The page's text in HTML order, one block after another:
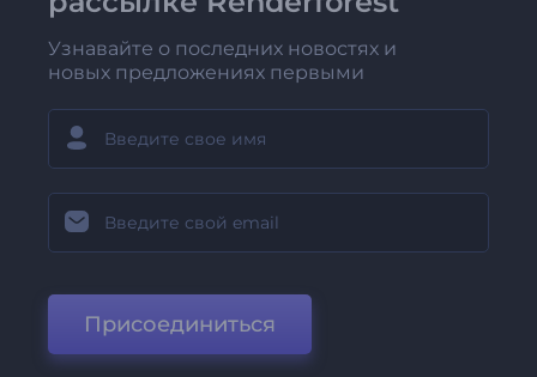
Узнавайте о последних новостях и
новых предложениях первыми
Присоединиться